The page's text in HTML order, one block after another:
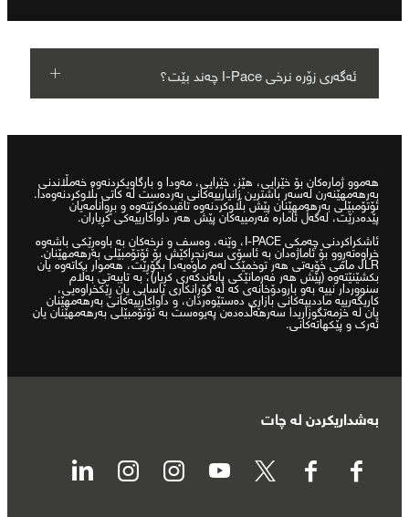
ئەگەری زۆرە نرخی I‐Pace چەند بێت؟
هەموو ژمارەکان بۆ خێرایی، هێز، خێرایی، مەودا و بارگاویکردنەوە خەمڵاندنی
بەرهەمهێنەرن لەسەر باشترین زانیارییەکانی بەردەست لە کاتی بڵاوکردنەوەدا.
ئۆتۆمبێلی بەرهەمهێنان پێش بڵاوکردنەوە تاقیدەکرێتەوە و بڕوانامەیان
پێدەدرێت، لەگەڵ ئامارە فەرمییەکان پێش هەر داواکارییەکی کڕیاران.
ئاشکراکردنی چەمکی I‐PACE، وێنە، وەسف و نرخەکان بە باوەڕێکی باشەوە
خراوەتەڕوو بۆ ئاماژەدان بە ئاسۆی سەرنجڕاکێش بۆ ئۆتۆمبێلی بەرهەمهێنان.
JLR مافی خۆیەتی هەر توخمێک لەم ماوەیەدا بگۆڕێت، هەموار بکاتەوە یان
بکشێنێتەوە (پێش هەر فەرمانێکی پابەندکەری کڕیار)، بە تایبەتی بەڵام
سنووردار نییە بەو بارودۆخانەی کە لە گۆڕانکاری یاسایی یان ڕێکخراوەیی،
کاریگەرییە ماددییەکانی بازاڕی دەستێوەردان، و داواکارییەکانی بەرهەمهێنان
یان لە خزمەتگوزاریدا سەرهەڵدەدەن پەیوەست بە ئۆتۆمبێلی بەرهەمهێنان یان
ئەرک و پێکهاتەکانی.
بەشداریکردن لە چات